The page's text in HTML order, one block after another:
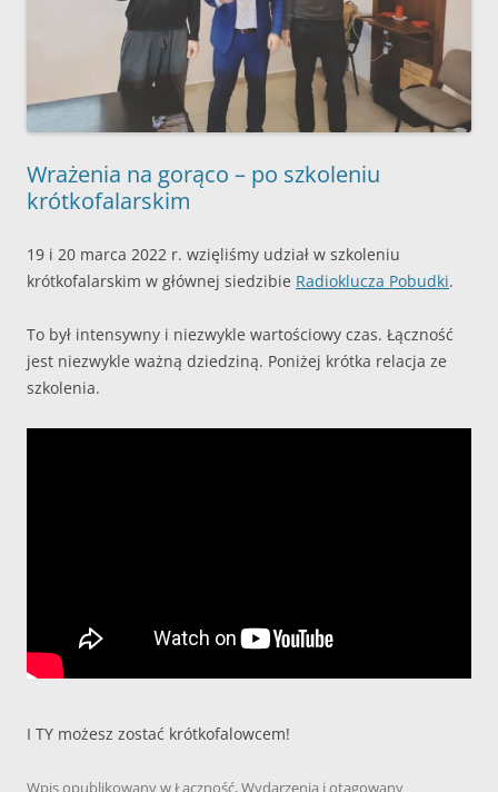
Wrażenia na gorąco – po szkoleniu
krótkofalarskim
19 i 20 marca 2022 r. wzięliśmy udział w szkoleniu
krótkofalarskim w głównej siedzibie Radioklucza Pobudki.
To był intensywny i niezwykle wartościowy czas. Łączność
jest niezwykle ważną dziedziną. Poniżej krótka relacja ze
szkolenia.
I TY możesz zostać krótkofalowcem!
Wpis opublikowany wŁączność,Wydarzenia i otagowany